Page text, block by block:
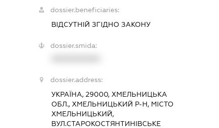
dossier.beneficiaries:
ВІДСУТНІЙ ЗГІДНО ЗАКОНУ
dossier.smida:
dossier.address:
УКРАЇНА, 29000, ХМЕЛЬНИЦЬКА
ОБЛ., ХМЕЛЬНИЦЬКИЙ Р-Н, МІСТО
ХМЕЛЬНИЦЬКИЙ,
ВУЛ.СТАРОКОСТЯНТИНІВСЬКЕ